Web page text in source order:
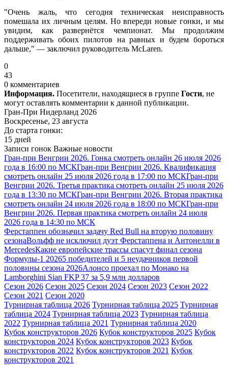
"Очень жаль, что сегодня техническая неисправность
помешала их личным целям. Но впереди новые гонки, и мы
увидим, как развернётся чемпионат. Мы продолжим
поддерживать обоих пилотов на равных и будем бороться
дальше," — заключил руководитель McLaren.
0
43
0 комментариев
Информация. Посетители, находящиеся в группе Гости, не
могут оставлять комментарии к данной публикации.
Гран-При Нидерланд 2026
Воскресенье, 23 августа
До старта гонки:
15 дней
Записи гонок Важные новости
Гран-при Венгрии 2026. Гонка смотреть онлайн 26 июля 2026
года в 16:00 по МСКГран-при Венгрии 2026. Квалификация
смотреть онлайн 25 июля 2026 года в 17:00 по МСКГран-при
Венгрии 2026. Третья практика смотреть онлайн 25 июля 2026
года в 13:30 по МСКГран-при Венгрии 2026. Вторая практика
смотреть онлайн 24 июля 2026 года в 18:00 по МСКГран-при
Венгрии 2026. Первая практика смотреть онлайн 24 июля
2026 года в 14:30 по МСК
Ферстаппен обозначил задачу Red Bull на вторую половину
сезонаВольфф не исключил дуэт Ферстаппена и Антонелли в
MercedesКакие европейские трассы спасут финал сезона
Формулы-1 20265 победителей и 5 неудачников первой
половины сезона 2026Алонсо проехал по Монако на
Lamborghini Sian FKP 37 за 5,9 млн долларов
Сезон 2026 Сезон 2025 Сезон 2024 Сезон 2023 Сезон 2022
Сезон 2021 Сезон 2020
Турнирная таблица 2026 Турнирная таблица 2025 Турнирная
таблица 2024 Турнирная таблица 2023 Турнирная таблица
2022 Турнирная таблица 2021 Турнирная таблица 2020
Кубок конструкторов 2026 Кубок конструкторов 2025 Кубок
конструкторов 2024 Кубок конструкторов 2023 Кубок
конструкторов 2022 Кубок конструкторов 2021 Кубок
конструкторов 2021